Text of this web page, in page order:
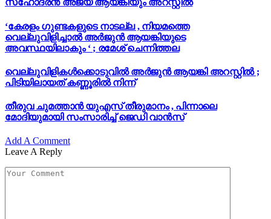
സഹോദരൻ അജയ് ആയങ്കിയും അറസ്റ്റിൽ
‘കേരളം ഗുണ്ടകളുടെ നാടല്ല , നിയമത്തെ
വെല്ലുവിളിച്ചാൽ അർജുൻ ആയങ്കിയുടെ
അവസ്ഥയിലാകും ‘ ; രമേശ് ചെന്നിത്തല
വെല്ലുവിളികൾക്കൊടുവിൽ അർജുൻ ആയങ്കി അറസ്റ്റിൽ ;
പിടിയിലായത് കണ്ണൂരിൽ നിന്ന്
തീരുവ ചുമത്താൻ യുഎസ് തീരുമാനം , പിന്നാലെ
മോദിയുമായി സംസാരിച്ച് ജെഡി വാൻസ്
Add A Comment
Leave A Reply